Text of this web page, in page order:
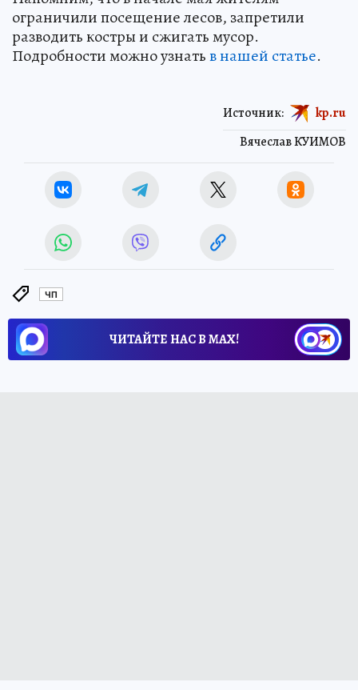
ограничили посещение лесов, запретили
разводить костры и сжигать мусор.
Подробности можно узнатьв нашей статье.
Вячеслав КУИМОВ
Источник: kp.ru
ЧП
ЧИТАЙТЕ НАС В МАХ!